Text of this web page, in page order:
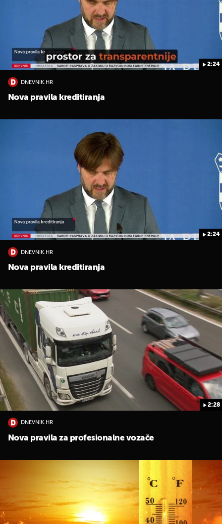
2:24
DNEVNIK.HR
Nova pravila kreditiranja
2:24
DNEVNIK.HR
Nova pravila kreditiranja
2:28
DNEVNIK.HR
Nova pravila za profesionalne vozače